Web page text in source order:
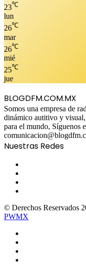
23℃
lun
26℃
mar
26℃
mié
25℃
jue
BLOGDFM.COM.MX
Somos una empresa de
dinámico autitivo y
para el mundo, Síguenos
Nuestras Redes
© Derechos Reservados
PWMX